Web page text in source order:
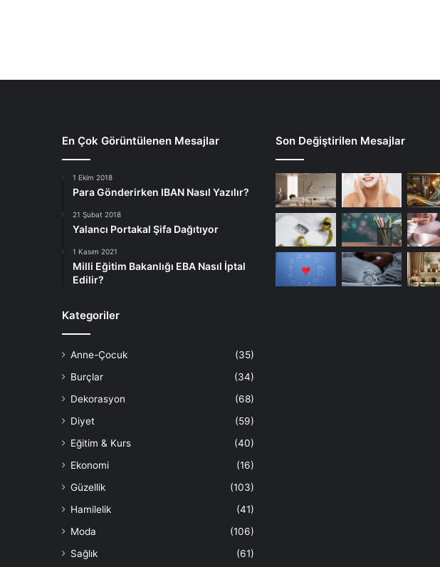
En Çok Görüntülenen Mesajlar
1 Ekim 2018
Para Gönderirken IBAN Nasıl Yazılır?
21 Şubat 2018
Yalancı Portakal Şifa Dağıtıyor
1 Kasım 2021
Milli Eğitim Bakanlığı EBA Nasıl İptal
Edilir?
Kategoriler
Anne-Çocuk
(35)
Burçlar
(34)
Dekorasyon
(68)
Diyet
(59)
Eğitim & Kurs
(40)
Ekonomi
(16)
Güzellik
(103)
Hamilelik
(41)
Moda
(106)
Sağlık
(61)
Son Değiştirilen Mesajlar